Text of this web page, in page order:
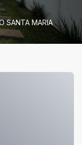
SANTA MARIA